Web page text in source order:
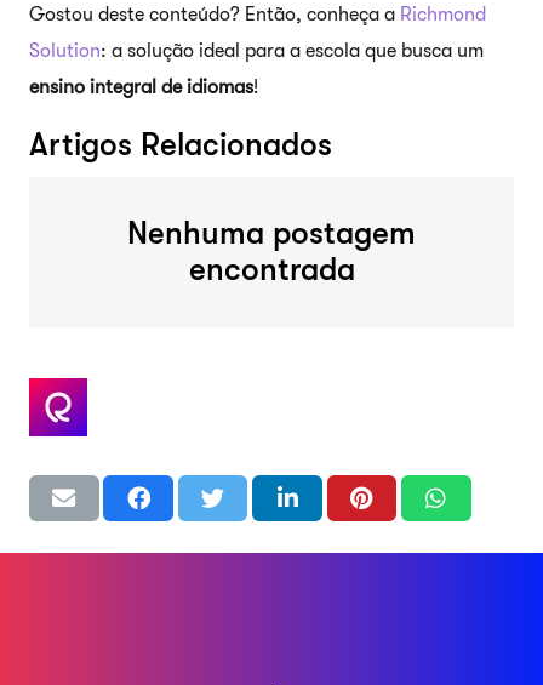
Gostou deste conteúdo? Então, conheça a Richmond
Solution: a solução ideal para a escola que busca um
ensino integral de idiomas!
Artigos Relacionados
Nenhuma postagem
encontrada